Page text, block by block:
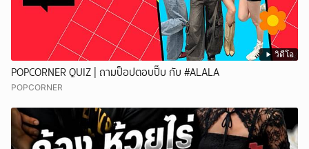
วิดีโอ
POPCORNER QUIZ | ถามป็อปตอบปั๊บ กับ #ALALA
POPCORNER